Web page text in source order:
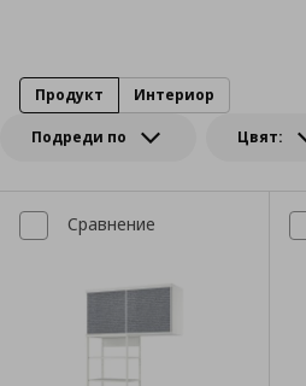
Подреди по Цвят:
Продукт Интериор
Сравнение